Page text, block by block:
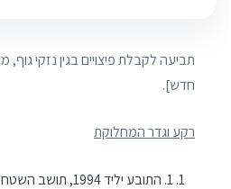
תביעה לקבלת פיצויים בגין נזקי גוף,
חדש].
רקע וגדר המחלוקת
1. התובע יליד